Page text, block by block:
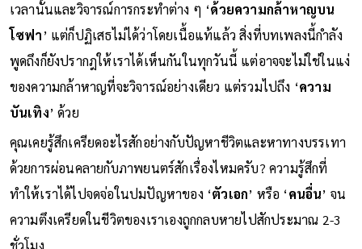
เวลานั้นและวิจารณ์การกระทำต่าง ๆ ‘ด้วยความกล้าหาญบน
โซฟา’ แต่ก็ปฏิเสธไม่ได้ว่าโดยเนื้อแท้แล้ว สิ่งที่บทเพลงนี้กำลัง
พูดถึงก็ยังปรากฎให้เราได้เห็นกันในทุกวันนี้ แต่อาจจะไม่ใช่ในแง่
ของความกล้าหาญที่จะวิจารณ์อย่างเดียว แต่รวมไปถึง ‘ความ
บันเทิง’ ด้วย
คุณเคยรู้สึกเครียดอะไรสักอย่างกับปัญหาชีวิตและหาทางบรรเทา
ด้วยการผ่อนคลายกับภาพยนตร์สักเรื่องไหมครับ? ความรู้สึกที่
ทำให้เราได้ไปจดจ่อในปมปัญหาของ ‘ตัวเอก’ หรือ ‘คนอื่น’ จน
ความตึงเครียดในชีวิตของเราเองถูกกลบหายไปสักประมาณ 2-3
ชั่วโมง